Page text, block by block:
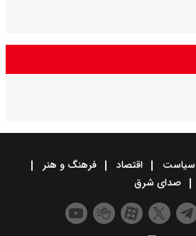
سیاست اقتصاد
فرهنگ و هنر
صدای شرق